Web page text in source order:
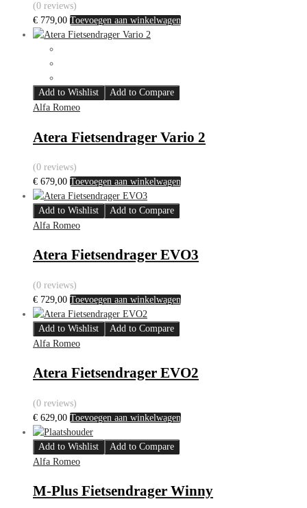
(0 reviews)
€ 779,00 Toevoegen aan winkelwagen
Add to Wishlist
Add to Compare
Alfa Romeo
Atera Fietsendrager Vario 2
(0 reviews)
€ 679,00 Toevoegen aan winkelwagen
Add to Wishlist
Add to Compare
Alfa Romeo
Atera Fietsendrager EVO3
(0 reviews)
€ 729,00 Toevoegen aan winkelwagen
Add to Wishlist
Add to Compare
Alfa Romeo
Atera Fietsendrager EVO2
(0 reviews)
€ 629,00 Toevoegen aan winkelwagen
Add to Wishlist
Add to Compare
Alfa Romeo
M-Plus Fietsendrager Winny